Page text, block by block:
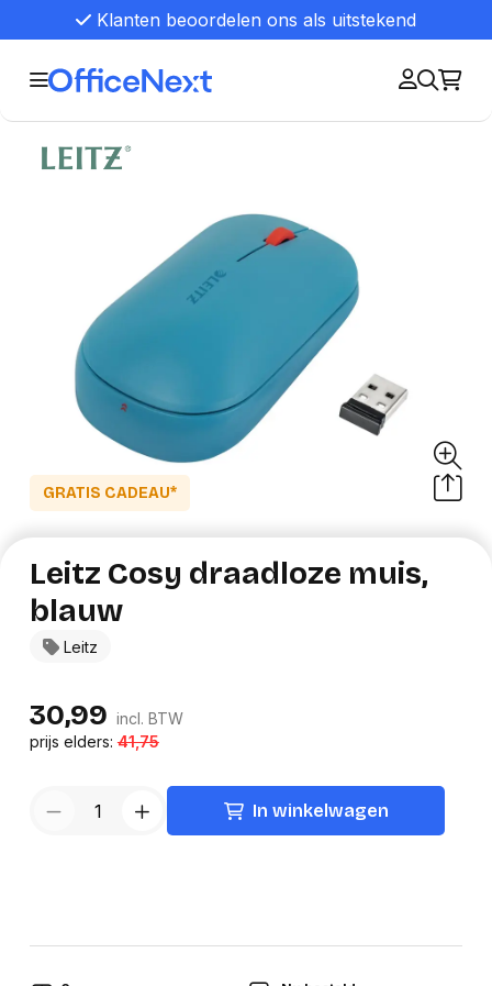
Klanten beoordelen ons als uitstekend
GRATIS CADEAU*
Leitz
Leitz Cosy draadloze muis,
blauw
30,99 incl. BTW
prijs elders:41,75
In winkelwagen